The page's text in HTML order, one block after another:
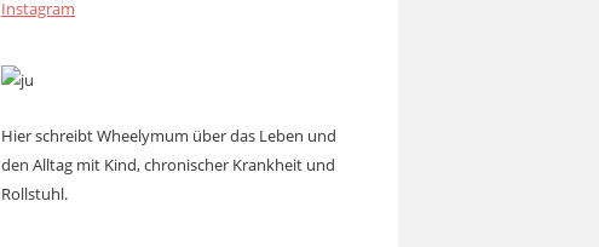
Instagram
Hier schreibt Wheelymum über das Leben und
den Alltag mit Kind, chronischer Krankheit und
Rollstuhl.